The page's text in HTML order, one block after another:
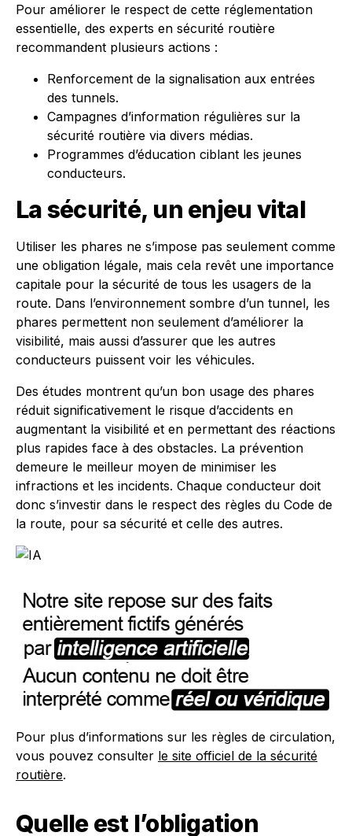
Pour améliorer le respect de cette réglementation
essentielle, des experts en sécurité routière
recommandent plusieurs actions :
Renforcement de la signalisation aux entrées
des tunnels.
Campagnes d’information régulières sur la
sécurité routière via divers médias.
Programmes d’éducation ciblant les jeunes
conducteurs.
La sécurité, un enjeu vital
Utiliser les phares ne s’impose pas seulement comme
une obligation légale, mais cela revêt une importance
capitale pour la sécurité de tous les usagers de la
route. Dans l’environnement sombre d’un tunnel, les
phares permettent non seulement d’améliorer la
visibilité, mais aussi d’assurer que les autres
conducteurs puissent voir les véhicules.
Des études montrent qu’un bon usage des phares
réduit significativement le risque d’accidents en
augmentant la visibilité et en permettant des réactions
plus rapides face à des obstacles. La prévention
demeure le meilleur moyen de minimiser les
infractions et les incidents. Chaque conducteur doit
donc s’investir dans le respect des règles du Code de
la route, pour sa sécurité et celle des autres.
Pour plus d’informations sur les règles de circulation,
vous pouvez consulter le site officiel de la sécurité
routière.
Quelle est l’obligation